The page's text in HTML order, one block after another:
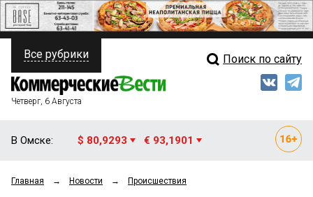
ПОЛИТИКА
ФИНАНСЫ
ОБЩЕСТВО
Свежий выпуск
Мнения
Все рубрики Поиск по сайту
Четверг, 6 Августа
В Омске: $ 80,9293 € 93,1901
Главная → Новости → Происшествия